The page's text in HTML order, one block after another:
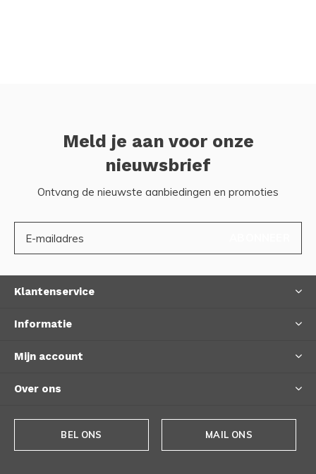
Meld je aan voor onze
nieuwsbrief
Ontvang de nieuwste aanbiedingen en promoties
Klantenservice
Informatie
Mijn account
Over ons
BEL ONS MAIL ONS